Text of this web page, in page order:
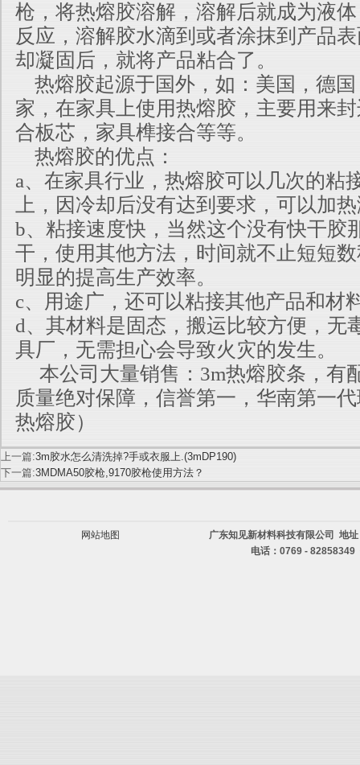
枪，将热熔胶溶解，溶解后就成为液
反应，溶解胶水滴到或者涂抹到产品
却凝固后，就将产品粘合了。
热熔胶起源于国外，如：美国，德
家，在家具上使用热熔胶，主要用来
合板芯，家具榫接合等等。
热熔胶的优点：
a、在家具行业，热熔胶可以几次的粘
上，因冷却后没有达到要求，可以加
b、粘接速度快，当然这个没有快干胶
干，使用其他方法，时间就不止短短
明显的提高生产效率。
c、用途广，还可以粘接其他产品和材
d、其材料是固态，搬运比较方便，无
具厂，无需担心会导致火灾的发生。
本公司大量销售：3m热熔胶条，有
质量绝对保障，信誉第一，华南第一
热熔胶）
上一篇:3m胶水怎么清洗掉?手或衣服上.(3mDP190)
下一篇:3MDMA50胶枪,9170胶枪使用方法？
网站地图
广东知见新材料科技有限公司 地
电话：0769 -